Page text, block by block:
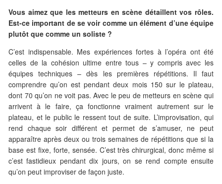
Vous aimez que les metteurs en scène détaillent vos rôles.
Est-ce important de se voir comme un élément d’une équipe
plutôt que comme un soliste ?
C’est indispensable. Mes expériences fortes à l’opéra ont été
celles de la cohésion ultime entre tous – y compris avec les
équipes techniques – dès les premières répétitions. Il faut
comprendre qu’on est pendant deux mois 150 sur le plateau,
dont 70 qu’on ne voit pas. Avec le peu de metteurs en scène qui
arrivent à le faire, ça fonctionne vraiment autrement sur le
plateau, et le public le ressent tout de suite. L’improvisation, qui
rend chaque soir différent et permet de s’amuser, ne peut
apparaître après deux ou trois semaines de répétitions que si la
base est fixe, forte, sensée. C’est très chirurgical, donc même si
c’est fastidieux pendant dix jours, on se rend compte ensuite
qu’on peut improviser de façon juste.